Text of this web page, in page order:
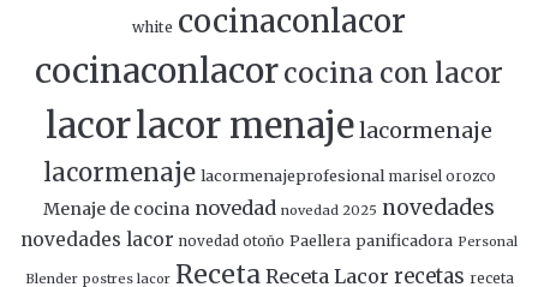
white cocinaconlacor
cocinaconlacorcocina con lacor
lacorlacor menajelacormenaje
lacormenaje lacormenajeprofesional marisel orozco
Menaje de cocina novedad novedad 2025 novedades
novedades lacor novedad otoño Paellera panificadora Personal
Blender postres lacor Receta Receta Lacor recetas receta